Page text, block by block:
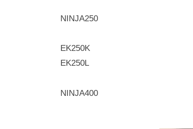
NINJA250
EK250K
EK250L
NINJA400